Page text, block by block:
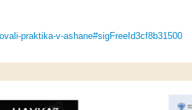
praktika-v-ashane#sigFreeId3cf8b31500